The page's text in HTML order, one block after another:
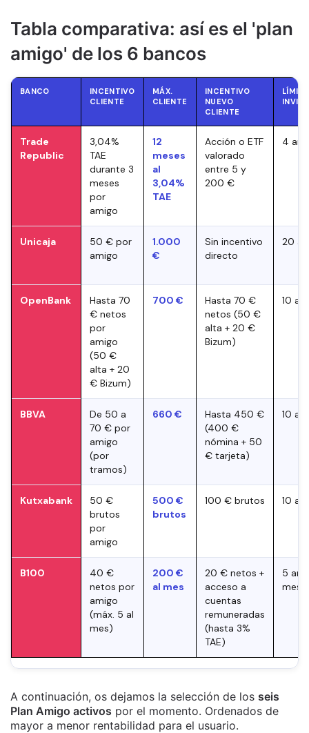
Tabla comparativa: así es el 'plan
amigo' de los 6 bancos
BANCO
INCENTIVO
CLIENTE
MÁX.
CLIENTE
INCENTIVO
NUEVO
CLIENTE
LÍMITE
Trade
Republic
3,04%
TAE
durante 3
meses
por
amigo
12
meses
al
3,04%
TAE
Acción o ETF
valorado
entre 5 y
200 €
4
Unicaja
50 € por
amigo
1.000
€
Sin incentivo
directo
20
OpenBank
Hasta 70
€ netos
por
amigo
(50 €
alta + 20
€ Bizum)
700 €
Hasta 70 €
netos (50 €
alta + 20 €
Bizum)
10
BBVA
De 50 a
70 € por
amigo
(por
tramos)
660 €
Hasta 450 €
(400 €
nómina + 50
€ tarjeta)
10
Kutxabank
50 €
brutos
por
amigo
500 €
brutos
100 € brutos 10
B100
40 €
netos por
amigo
(máx. 5 al
mes)
200 €
al mes
20 € netos +
acceso a
cuentas
remuneradas
(hasta 3%
TAE)
5
mes
A continuación, os dejamos la selección de los seis
Plan Amigo activos por el momento. Ordenados de
mayor a menor rentabilidad para el usuario.